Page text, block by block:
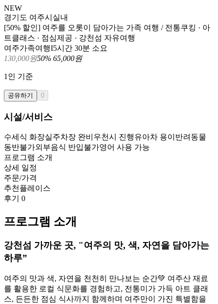
NEW
경기도 여주시 실내
[50% 할인] 여주를 오롯이 담아가는 가족 여행 / 전통쿠킹 · 아
트클래스 · 점심제공 · 강천섬 자유여행
여주가족여행I5시간 30분 소요
130,000원50% 65,000원
1 인 기준
공유하기 0
시설/서비스
수세식 화장실주차장 완비 우천시 진행유아차 용이 반려동물
동반불가외부음식 반입불가영어 사용 가능
프로그램 소개
상세 일정
주문/가격
추천플레이스
후기 0
프로그램 소개
강천섬 가까운 곳, "여주의 맛, 색, 자연을 담아가는
하루”
여주의 맛과 색, 자연을 천천히 만나보는 순간💚 여주산 재료
를 활용한 로컬 식문화를 경험하고, 전통미가 가득 아트 클래
스, 든든한 점심 식사까지 함께하며 여주만이 가진 특별함을